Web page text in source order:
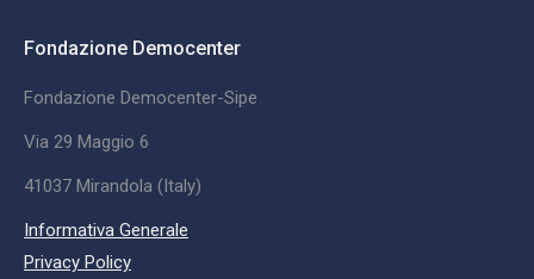
Fondazione Democenter
Fondazione Democenter-Sipe
Via 29 Maggio 6
41037 Mirandola (Italy)
Informativa Generale
Privacy Policy